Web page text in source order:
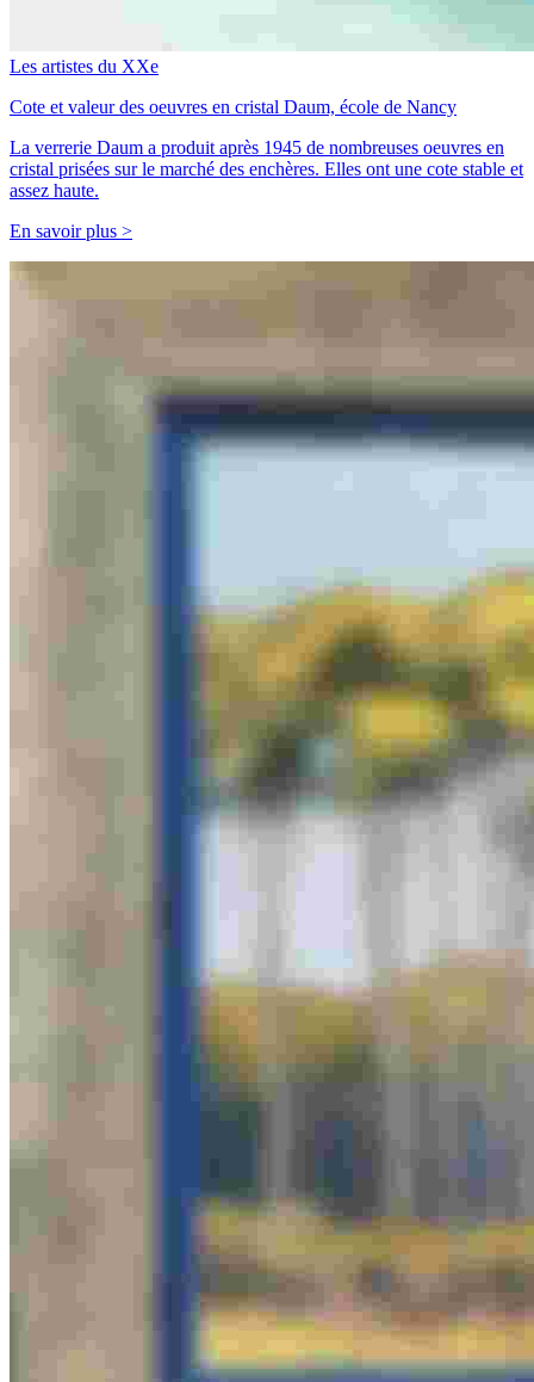
Les artistes du XXe
Cote et valeur des oeuvres en cristal Daum, école de Nancy
La verrerie Daum a produit après 1945 de nombreuses oeuvres en
cristal prisées sur le marché des enchères. Elles ont une cote stable et
assez haute.
En savoir plus >